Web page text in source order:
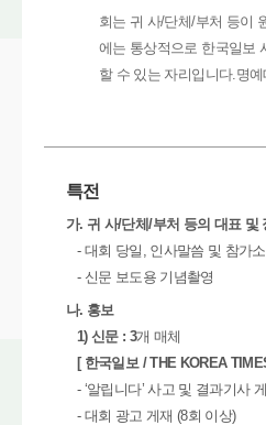
회는 귀 사/단체/부처 등이
에는 통상적으로 한국일보
할 수 있는 자리입니다.명
특전
가. 귀 사/단체/부처 등의 대표 및
- 대회 당일, 인사말씀 및 참가
- 신문 보도용 기념촬영
나. 홍보
1) 신문 : 3개 매체
[ 한국일보 / THE KOREA
- ‘알립니다’ 사고 및 결과기사
- 대회 광고 게재 (8회 이상)